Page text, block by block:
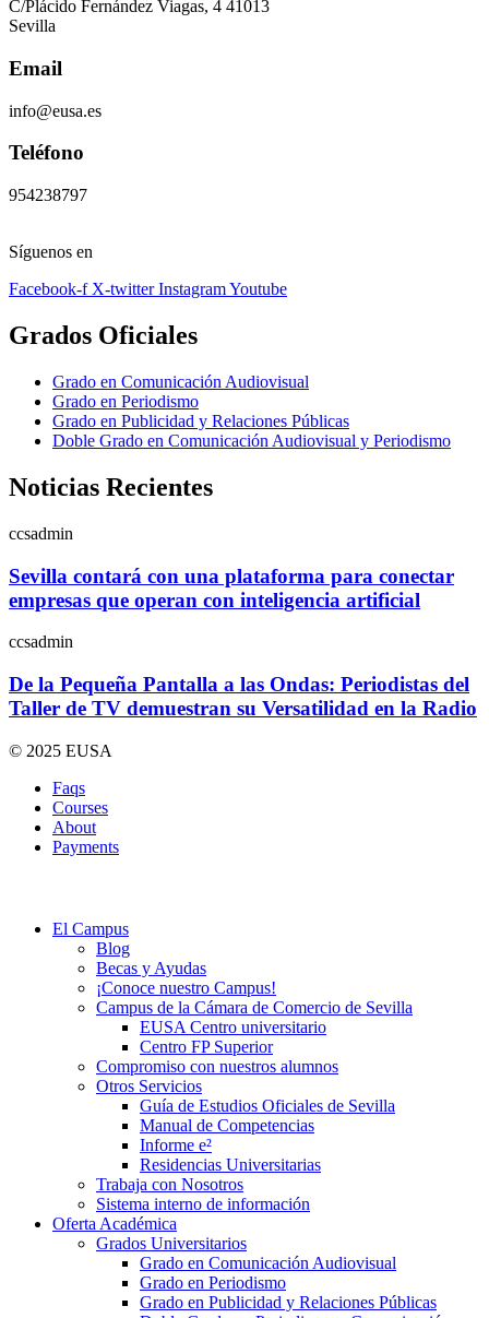
C/Plácido Fernández Viagas, 4 41013
Sevilla
Email
info@eusa.es
Teléfono
954238797
Síguenos en
Facebook-f X-twitter InstagramYoutube
Grados Oficiales
Grado en Comunicación Audiovisual
Grado en Periodismo
Grado en Publicidad y Relaciones Públicas
Doble Grado en Comunicación Audiovisual y Periodismo
Noticias Recientes
ccsadmin
Sevilla contará con una plataforma para conectar
empresas que operan con inteligencia artificial
ccsadmin
De la Pequeña Pantalla a las Ondas: Periodistas del
Taller de TV demuestran su Versatilidad en la Radio
© 2025 EUSA
Faqs
Courses
About
Payments
El Campus
Blog
Becas y Ayudas
¡Conoce nuestro Campus!
Campus de la Cámara de Comercio de Sevilla
EUSA Centro universitario
Centro FP Superior
Compromiso con nuestros alumnos
Otros Servicios
Guía de Estudios Oficiales de Sevilla
Manual de Competencias
Informe e²
Residencias Universitarias
Trabaja con Nosotros
Sistema interno de información
Oferta Académica
Grados Universitarios
Grado en Comunicación Audiovisual
Grado en Periodismo
Grado en Publicidad y Relaciones Públicas